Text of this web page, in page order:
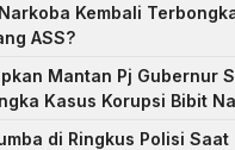
Kembali
ASS?
Mantan Pj Gubernur
Kasus Korupsi Bibit
di Ringkus Polisi